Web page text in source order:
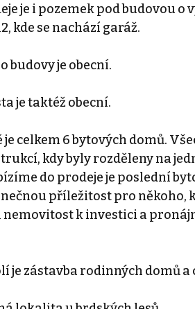
je i pozemek pod budovou o
kde se nachází garáž.
budovy je obecní.
je taktéž obecní.
celkem 6 bytových domů.
kdy byly rozděleny na
do prodeje je poslední
příležitost pro
nemovitost k investici a
je zástavba rodinných domů